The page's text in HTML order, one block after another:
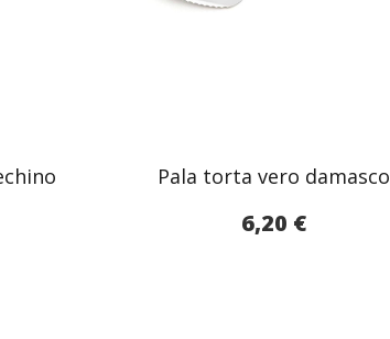
Pala torta vero damasco
6,20 €